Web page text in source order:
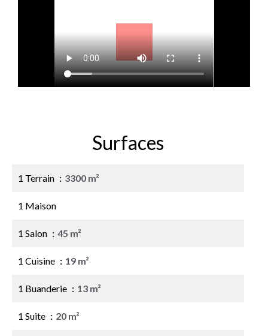
Surfaces
1 Terrain 3300 m²
1 Maison
1 Salon 45 m²
1 Cuisine 19 m²
1 Buanderie 13 m²
1 Suite 20 m²